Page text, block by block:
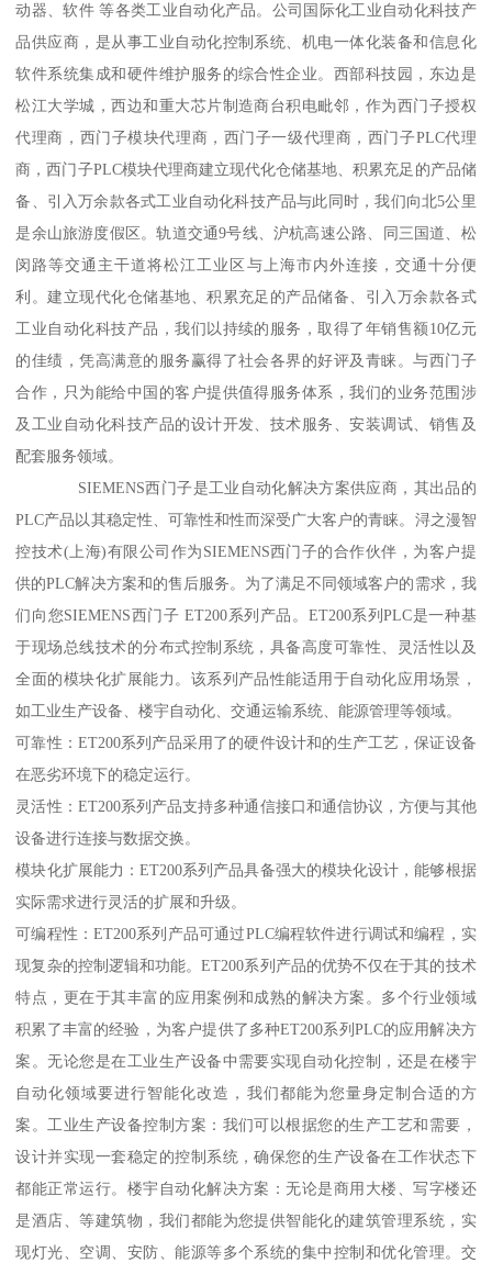
动器、软件 等各类工业自动化产品。公司国际化工业自动化科技产
品供应商，是从事工业自动化控制系统、机电一体化装备和信息化
软件系统集成和硬件维护服务的综合性企业。西部科技园，东边是
松江大学城，西边和重大芯片制造商台积电毗邻，作为西门子授权
代理商，西门子模块代理商，西门子一级代理商，西门子PLC代理
商，西门子PLC模块代理商建立现代化仓储基地、积累充足的产品储
备、引入万余款各式工业自动化科技产品与此同时，我们向北5公里
是余山旅游度假区。轨道交通9号线、沪杭高速公路、同三国道、松
闵路等交通主干道将松江工业区与上海市内外连接，交通十分便
利。建立现代化仓储基地、积累充足的产品储备、引入万余款各式
工业自动化科技产品，我们以持续的服务，取得了年销售额10亿元
的佳绩，凭高满意的服务赢得了社会各界的好评及青睐。与西门子
合作，只为能给中国的客户提供值得服务体系，我们的业务范围涉
及工业自动化科技产品的设计开发、技术服务、安装调试、销售及
配套服务领域。
SIEMENS西门子是工业自动化解决方案供应商，其出品的
PLC产品以其稳定性、可靠性和性而深受广大客户的青睐。浔之漫智
控技术(上海)有限公司作为SIEMENS西门子的合作伙伴，为客户提
供的PLC解决方案和的售后服务。为了满足不同领域客户的需求，我
们向您SIEMENS西门子 ET200系列产品。ET200系列PLC是一种基
于现场总线技术的分布式控制系统，具备高度可靠性、灵活性以及
全面的模块化扩展能力。该系列产品性能适用于自动化应用场景，
如工业生产设备、楼宇自动化、交通运输系统、能源管理等领域。
可靠性：ET200系列产品采用了的硬件设计和的生产工艺，保证设备
在恶劣环境下的稳定运行。
灵活性：ET200系列产品支持多种通信接口和通信协议，方便与其他
设备进行连接与数据交换。
模块化扩展能力：ET200系列产品具备强大的模块化设计，能够根据
实际需求进行灵活的扩展和升级。
可编程性：ET200系列产品可通过PLC编程软件进行调试和编程，实
现复杂的控制逻辑和功能。ET200系列产品的优势不仅在于其的技术
特点，更在于其丰富的应用案例和成熟的解决方案。多个行业领域
积累了丰富的经验，为客户提供了多种ET200系列PLC的应用解决方
案。无论您是在工业生产设备中需要实现自动化控制，还是在楼宇
自动化领域要进行智能化改造，我们都能为您量身定制合适的方
案。工业生产设备控制方案：我们可以根据您的生产工艺和需要，
设计并实现一套稳定的控制系统，确保您的生产设备在工作状态下
都能正常运行。楼宇自动化解决方案：无论是商用大楼、写字楼还
是酒店、等建筑物，我们都能为您提供智能化的建筑管理系统，实
现灯光、空调、安防、能源等多个系统的集中控制和优化管理。交